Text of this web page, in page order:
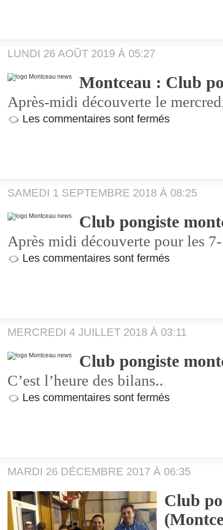
LUNDI 26 AOÛT 2019 À 05:27
Montceau : Club
Après-midi découverte le
Les commentaires sont fermés
SAMEDI 1 SEPTEMBRE 2018 À 08:25
Club pongiste
Après midi découverte pour les
Les commentaires sont fermés
MERCREDI 4 JUILLET 2018 À 03:11
Club pongiste
C’est l’heure des bilans..
Les commentaires sont fermés
MARDI 26 DÉCEMBRE 2017 À 06:35
Club